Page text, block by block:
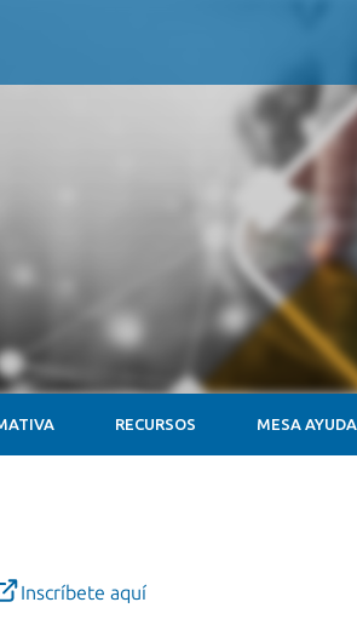
RECURSOS MESA
Inscríbete aquí